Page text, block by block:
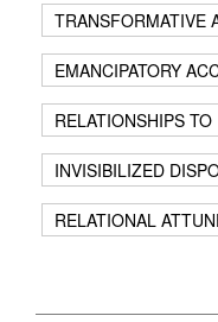
TRANSFORMATIVE
EMANCIPATORY
RELATIONSHIPS TO
INVISIBILIZED
RELATIONAL